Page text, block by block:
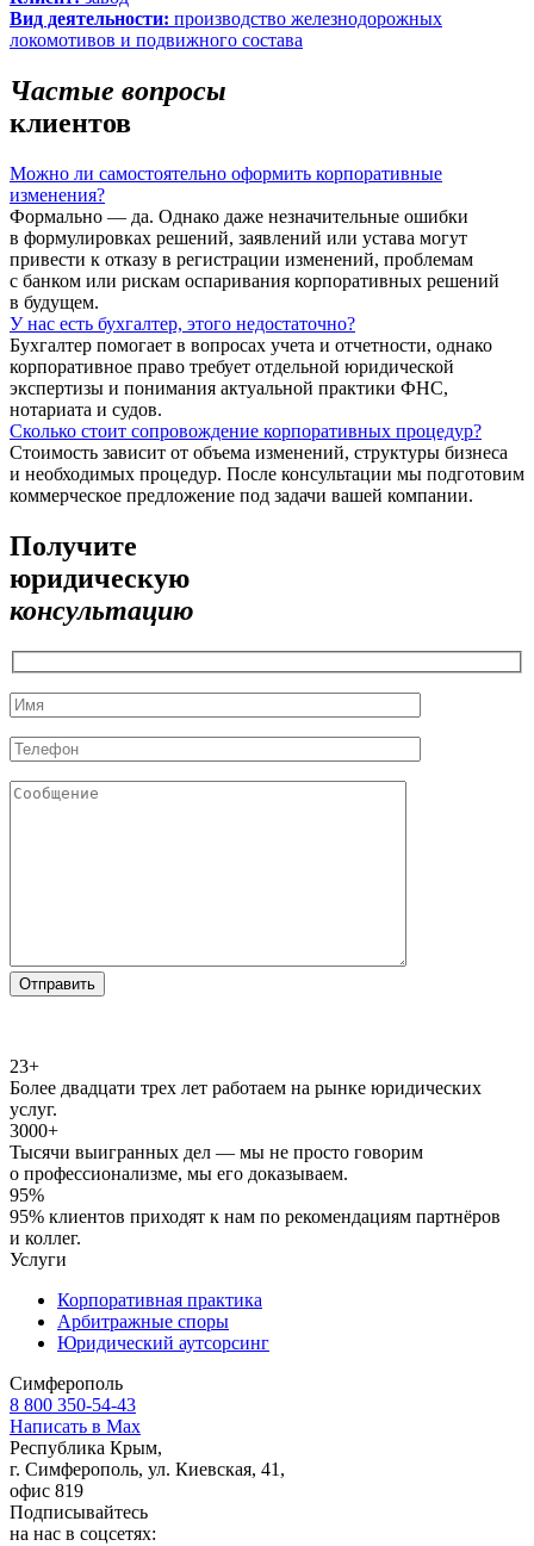
Вид деятельности: производство железнодорожных
локомотивов и подвижного состава
Частые вопросы
клиентов
Можно ли самостоятельно оформить корпоративные
изменения?
Формально — да. Однако даже незначительные ошибки
в формулировках решений, заявлений или устава могут
привести к отказу в регистрации изменений, проблемам
с банком или рискам оспаривания корпоративных решений
в будущем.
У нас есть бухгалтер, этого недостаточно?
Бухгалтер помогает в вопросах учета и отчетности, однако
корпоративное право требует отдельной юридической
экспертизы и понимания актуальной практики ФНС,
нотариата и судов.
Сколько стоит сопровождение корпоративных процедур?
Стоимость зависит от объема изменений, структуры бизнеса
и необходимых процедур. После консультации мы подготовим
коммерческое предложение под задачи вашей компании.
Получите
юридическую
консультацию
23+
Более двадцати трех лет работаем на рынке юридических
услуг.
3000+
Тысячи выигранных дел — мы не просто говорим
о профессионализме, мы его доказываем.
95%
95% клиентов приходят к нам по рекомендациям партнёров
и коллег.
Услуги
Корпоративная практика
Арбитражные споры
Юридический аутсорсинг
Симферополь
8 800 350-54-43
Написать в Max
Республика Крым,
г. Симферополь, ул. Киевская, 41,
офис 819
Подписывайтесь
на нас в соцсетях: